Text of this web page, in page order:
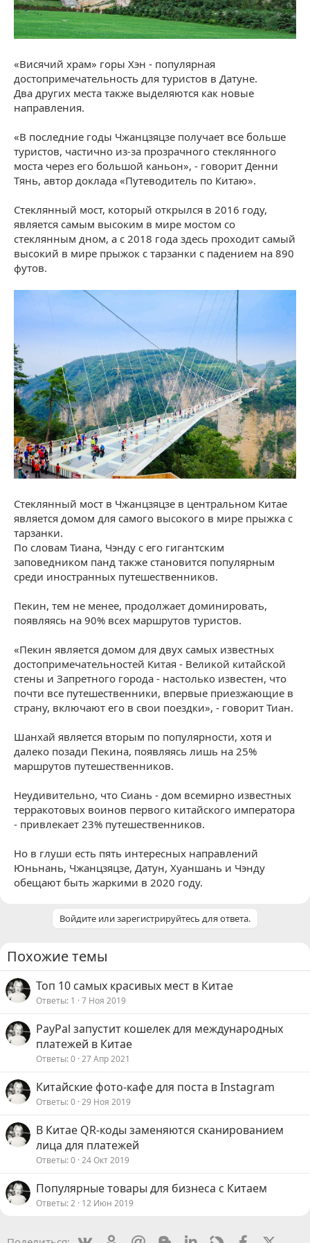
«Висячий храм» горы Хэн - популярная
достопримечательность для туристов в Датуне.
Два других места также выделяются как новые
направления.
«В последние годы Чжанцзяцзе получает все больше
туристов, частично из-за прозрачного стеклянного
моста через его большой каньон», - говорит Денни
Тянь, автор доклада «Путеводитель по Китаю».
Стеклянный мост, который открылся в 2016 году,
является самым высоким в мире мостом со
стеклянным дном, а с 2018 года здесь проходит самый
высокий в мире прыжок с тарзанки с падением на 890
футов.
Стеклянный мост в Чжанцзяцзе в центральном Китае
является домом для самого высокого в мире прыжка с
тарзанки.
По словам Тиана, Чэнду с его гигантским
заповедником панд также становится популярным
среди иностранных путешественников.
Пекин, тем не менее, продолжает доминировать,
появляясь на 90% всех маршрутов туристов.
«Пекин является домом для двух самых известных
достопримечательностей Китая - Великой китайской
стены и Запретного города - настолько известен, что
почти все путешественники, впервые приезжающие в
страну, включают его в свои поездки», - говорит Тиан.
Шанхай является вторым по популярности, хотя и
далеко позади Пекина, появляясь лишь на 25%
маршрутов путешественников.
Неудивительно, что Сиань - дом всемирно известных
терракотовых воинов первого китайского императора
- привлекает 23% путешественников.
Но в глуши есть пять интересных направлений
Юньнань, Чжанцзяцзе, Датун, Хуаншань и Чэнду
обещают быть жаркими в 2020 году.
Войдите или зарегистрируйтесь для ответа.
Похожие темы
Топ 10 самых красивых мест в Китае
Ответы 1 7 Ноя 2019
PayPal запустит кошелек для международных
платежей в Китае
Ответы 0 27 Апр 2021
Китайские фото-кафе для поста в Instagram
Ответы 0 29 Ноя 2019
В Китае QR-коды заменяются сканированием
лица для платежей
Ответы 0 24 Окт 2019
Популярные товары для бизнеса с Китаем
Ответы 2 12 Июн 2019